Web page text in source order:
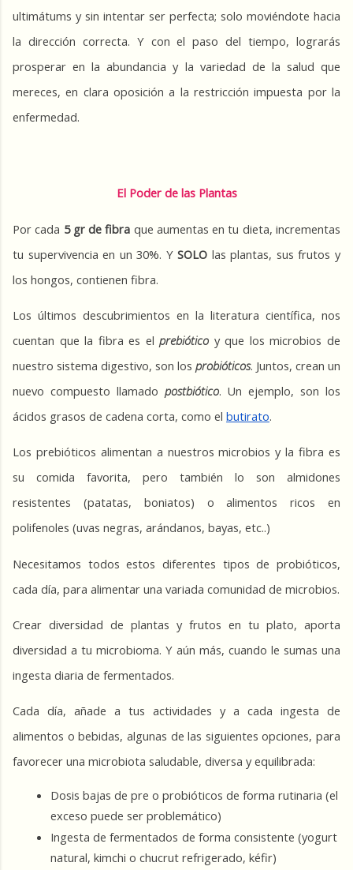
ultimátums y sin intentar ser perfecta; solo moviéndote hacia
la dirección correcta. Y con el paso del tiempo, lograrás
prosperar en la abundancia y la variedad de la salud que
mereces, en clara oposición a la restricción impuesta por la
enfermedad.
El Poder de las Plantas
Por cada 5 gr de fibra que aumentas en tu dieta, incrementas
tu supervivencia en un 30%. Y SOLO las plantas, sus frutos y
los hongos, contienen fibra.
Los últimos descubrimientos en la literatura científica, nos
cuentan que la fibra es el prebiótico y que los microbios de
nuestro sistema digestivo, son los probióticos. Juntos, crean un
nuevo compuesto llamado postbiótico. Un ejemplo, son los
ácidos grasos de cadena corta, como el butirato.
Los prebióticos alimentan a nuestros microbios y la fibra es
su comida favorita, pero también lo son almidones
resistentes (patatas, boniatos) o alimentos ricos en
polifenoles (uvas negras, arándanos, bayas, etc..)
Necesitamos todos estos diferentes tipos de probióticos,
cada día, para alimentar una variada comunidad de microbios.
Crear diversidad de plantas y frutos en tu plato, aporta
diversidad a tu microbioma. Y aún más, cuando le sumas una
ingesta diaria de fermentados.
Cada día, añade a tus actividades y a cada ingesta de
alimentos o bebidas, algunas de las siguientes opciones, para
favorecer una microbiota saludable, diversa y equilibrada:
Dosis bajas de pre o probióticos de forma rutinaria (el
exceso puede ser problemático)
Ingesta de fermentados de forma consistente (yogurt
natural, kimchi o chucrut refrigerado, kéfir)